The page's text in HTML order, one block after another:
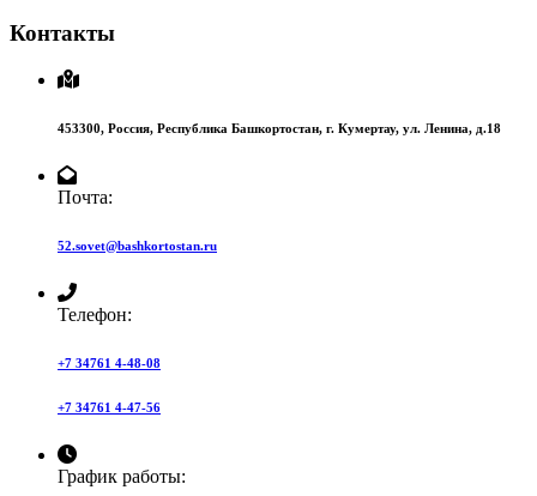
Контакты
453300, Россия, Республика Башкортостан, г. Кумертау, ул. Ленина, д.18
Почта:
52.sovet@bashkortostan.ru
Телефон:
+7 34761 4-48-08
+7 34761 4-47-56
График работы: